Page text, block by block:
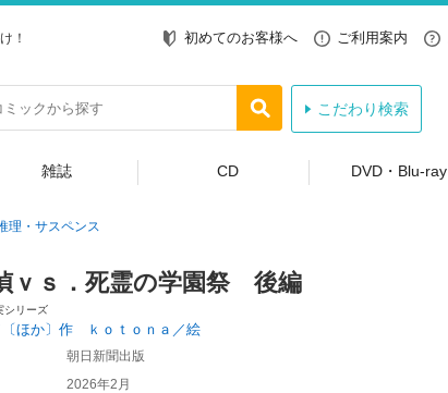
！ 初めてのお客様へ ご利用案内
こだわり検索
雑誌 CD DVD・Blu-ray
理・サスペンス
ｖｓ．死霊の学園祭 後編
シリーズ
〔ほか〕作 ｋｏｔｏｎａ／絵
朝日新聞出版
2026年2月